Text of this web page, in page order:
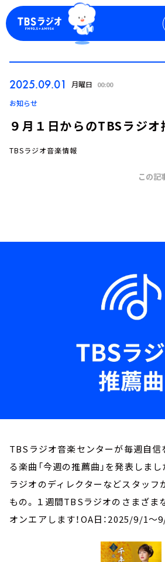
トピックス
イベント・グッズ
2025.09.01 月曜日 00:00
お知らせ
９月１日からのTBSラジオ
TBSラジオ音楽情報
この記
TBSラジオ音楽センターが毎週自信
る楽曲「今週の推薦曲」を発表しま
ラジオのディレクターなどスタッフ
もの。１週間TBSラジオのさまざま
オンエアします！OA日：2025/9/1～